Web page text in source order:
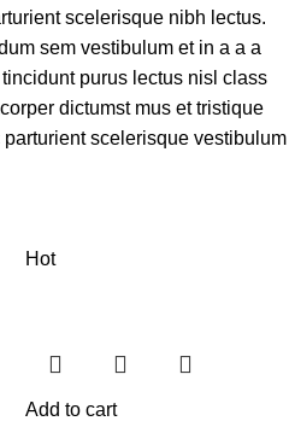
scelerisque nibh lectus.
sem vestibulum et in a a a
purus lectus nisl class
dictumst mus et tristique
scelerisque vestibulum
Hot
Add to cart